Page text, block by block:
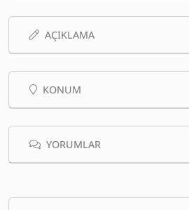
AÇIKLAMA
KONUM
YORUMLAR